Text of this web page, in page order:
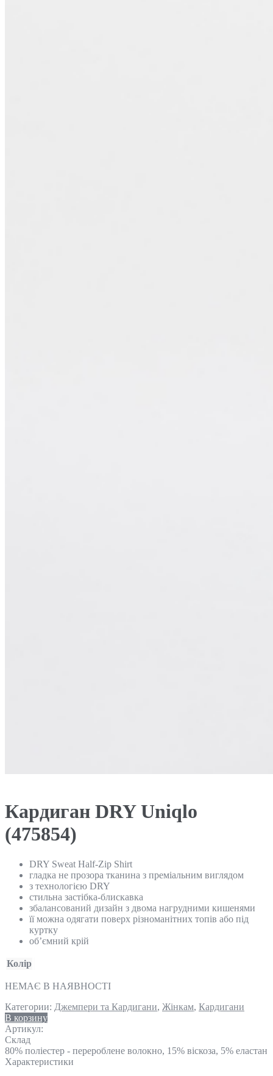
Кардиган DRY Uniqlo
(475854)
DRY Sweat Half-Zip Shirt
гладка не прозора тканина з преміальним виглядом
з технологією DRY
стильна застібка-блискавка
збалансований дизайн з двома нагрудними кишенями
її можна одягати поверх різноманітних топів або під
куртку
об’ємний крій
Колір
НЕМАЄ В НАЯВНОСТІ
Категории: Джемпери та Кардигани, Жінкам, Кардигани
В корзину
Артикул:
Склад
80% поліестер - перероблене волокно, 15% віскоза, 5% еластан
Характеристики